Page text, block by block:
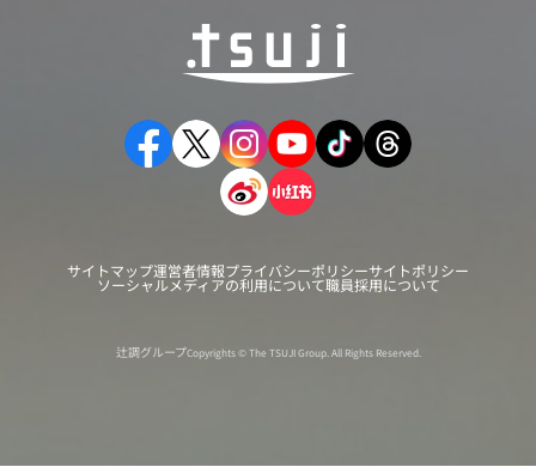
サイトマップ運営者情報プライバシーポリシーサイトポリシー
ソーシャルメディアの利用について職員採用について
辻調グループCopyrights © The TSUJI Group. All Rights Reserved.